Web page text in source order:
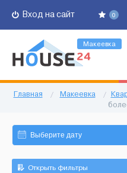
0
Вход на сайт
Макеевка
Главная / Макеевка /
Открыть фильтры